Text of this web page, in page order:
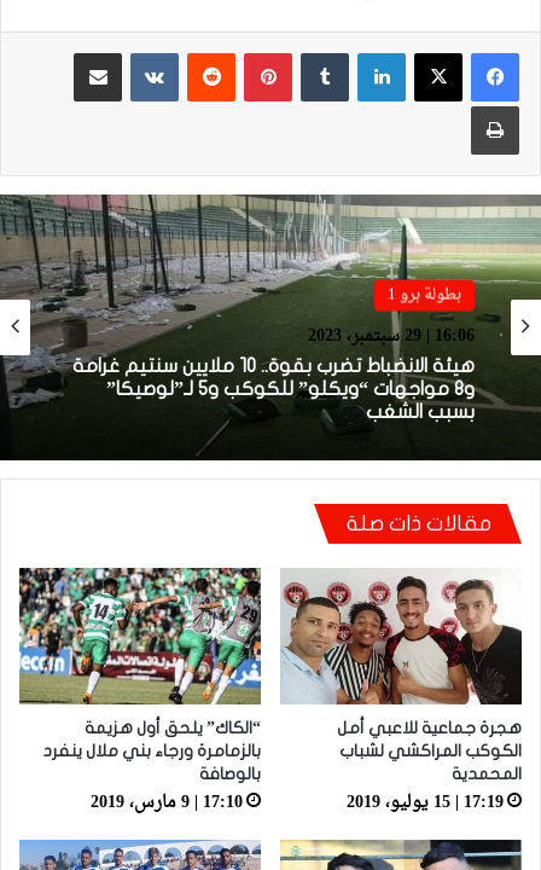
لينكدإن بينتيريست
مشاركة عبر البريد
طباعة
بطولة برو 1
16:06 | 29 سبتمبر، 2023
هيئة الانضباط تضرب بقوة.. 10 ملايين سنتيم غرامة
و8 مواجهات “ويكلو” للكوكب و5 لـ”لوصيكا”
بسبب الشغب
بطولة برو 2
13:23 | 25 سبتمبر، 2023
صور.. جمهور أولمبيك خريبكة يخرب الملعب البلدي
مقالات ذات صلة
هجرة جماعية للاعبي أمل
الكوكب المراكشي لشباب
المحمدية
17:19 | 15 يوليو، 2019
“الكاك” يلحق أول هزيمة
بالزمامرة ورجاء بني ملال ينفرد
بالوصافة
17:10 | 9 مارس، 2019